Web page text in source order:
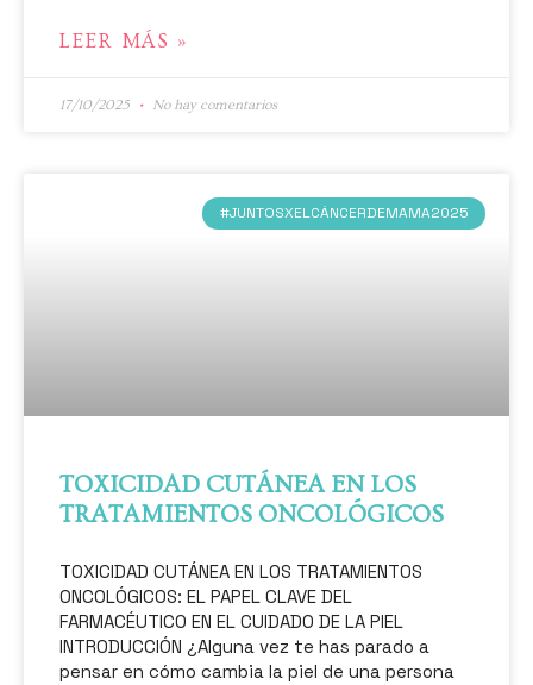
LEER MÁS »
17/10/2025 No hay comentarios
#JUNTOSXELCÁNCERDEMAMA2025
TOXICIDAD CUTÁNEA EN LOS
TRATAMIENTOS ONCOLÓGICOS
TOXICIDAD CUTÁNEA EN LOS TRATAMIENTOS
ONCOLÓGICOS: EL PAPEL CLAVE DEL
FARMACÉUTICO EN EL CUIDADO DE LA PIEL
INTRODUCCIÓN ¿Alguna vez te has parado a
pensar en cómo cambia la piel de una persona